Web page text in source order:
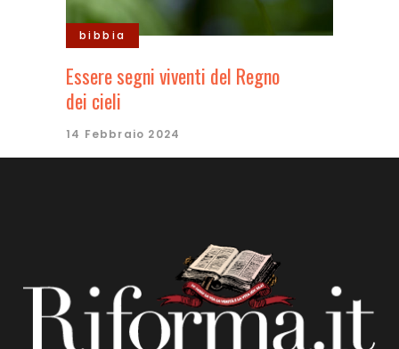
bibbia
Essere segni viventi del Regno
dei cieli
14 Febbraio 2024